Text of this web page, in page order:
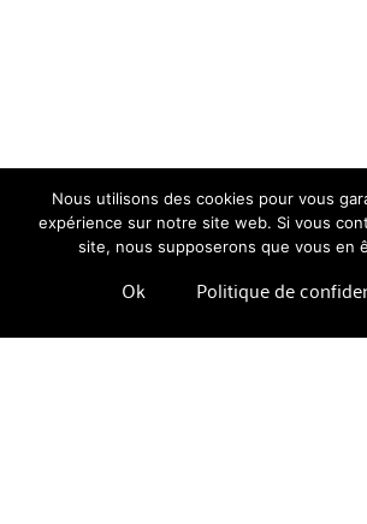
Nous utilisons des cookies pour vous
expérience sur notre site web. Si vous
site, nous supposerons que vous en
Ok Politique de